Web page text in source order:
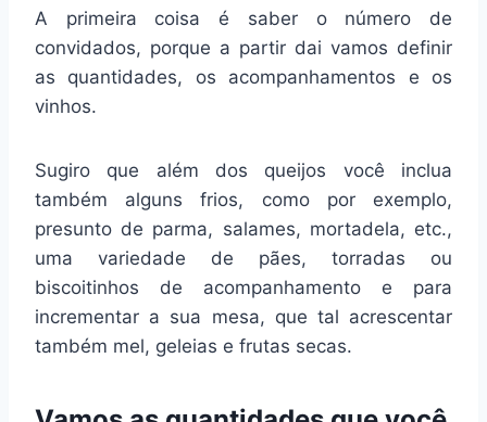
A primeira coisa é saber o número de
convidados, porque a partir dai vamos definir
as quantidades, os acompanhamentos e os
vinhos.
Sugiro que além dos queijos você inclua
também alguns frios, como por exemplo,
presunto de parma, salames, mortadela, etc.,
uma variedade de pães, torradas ou
biscoitinhos de acompanhamento e para
incrementar a sua mesa, que tal acrescentar
também mel, geleias e frutas secas.